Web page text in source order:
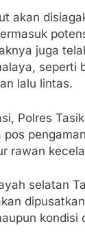
akan
juga
seperti
lalu lintas.
Polres
rawan
selatan
kondisi